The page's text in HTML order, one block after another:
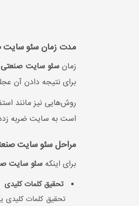
مدت زمان سئو سایت
زمانسئو سایت صنعتی
برای نتیجه دادن آن
روش‌هایی نیز مانند
است به سایت ضربه
مراحل سئو سایت
برای اینکه سئو سایت
تحقیق کلمات کلیدی
تحقیق کلمات کلیدی